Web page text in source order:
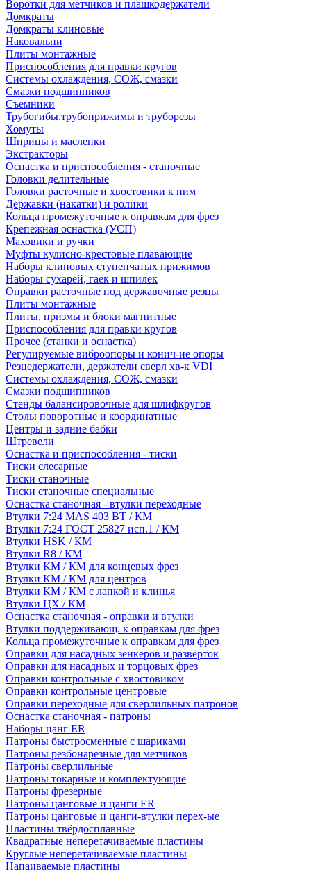
Воротки для метчиков и плашкодержатели
Домкраты
Домкраты клиновые
Наковальни
Плиты монтажные
Приспособления для правки кругов
Системы охлаждения, СОЖ, смазки
Смазки подшипников
Съемники
Трубогибы,трубоприжимы и труборезы
Хомуты
Шприцы и масленки
Экстракторы
Оснастка и приспособления - станочные
Головки делительные
Головки расточные и хвостовики к ним
Державки (накатки) и ролики
Кольца промежуточные к оправкам для фрез
Крепежная оснастка (УСП)
Маховики и ручки
Муфты кулисно-крестовые плавающие
Наборы клиновых ступенчатых прижимов
Наборы сухарей, гаек и шпилек
Оправки расточные под державочные резцы
Плиты монтажные
Плиты, призмы и блоки магнитные
Приспособления для правки кругов
Прочее (станки и оснастка)
Регулируемые виброопоры и конич-ие опоры
Резцедержатели, держатели сверл хв-к VDI
Системы охлаждения, СОЖ, смазки
Смазки подшипников
Стенды балансировочные для шлифкругов
Столы поворотные и координатные
Центры и задние бабки
Штревели
Оснастка и приспособления - тиски
Тиски слесарные
Тиски станочные
Тиски станочные специальные
Оснастка станочная - втулки переходные
Втулки 7:24 MAS 403 BT / КМ
Втулки 7:24 ГОСТ 25827 исп.1 / КМ
Втулки HSK / КМ
Втулки R8 / КМ
Втулки КМ / КМ для концевых фрез
Втулки КМ / КМ для центров
Втулки КМ / КМ с лапкой и клинья
Втулки ЦХ / КМ
Оснастка станочная - оправки и втулки
Втулки поддерживающ. к оправкам для фрез
Кольца промежуточные к оправкам для фрез
Оправки для насадных зенкеров и развёрток
Оправки для насадных и торцовых фрез
Оправки контрольные с хвостовиком
Оправки контрольные центровые
Оправки переходные для сверлильных патронов
Оснастка станочная - патроны
Наборы цанг ER
Патроны быстросменные с шариками
Патроны резбонарезные для метчиков
Патроны сверлильные
Патроны токарные и комплектующие
Патроны фрезерные
Патроны цанговые и цанги ER
Патроны цанговые и цанги-втулки перех-ые
Пластины твёрдосплавные
Квадратные неперетачиваемые пластины
Круглые неперетачиваемые пластины
Напаиваемые пластины